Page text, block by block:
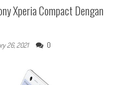
Xperia Compact Dengan
26, 2021 0